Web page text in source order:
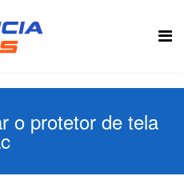
o protetor de tela